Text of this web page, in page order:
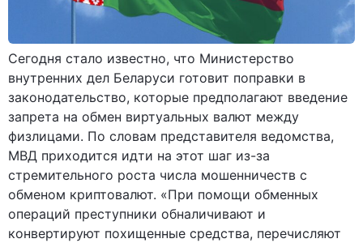
Сегодня стало известно, что Министерство
внутренних дел Беларуси готовит поправки в
законодательство, которые предполагают введение
запрета на обмен виртуальных валют между
физлицами. По словам представителя ведомства,
МВД приходится идти на этот шаг из-за
стремительного роста числа мошенничеств с
обменом криптовалют. «При помощи обменных
операций преступники обналичивают и
конвертируют похищенные средства, перечисляют